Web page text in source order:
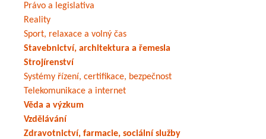
Právo a legislativa
Reality
Sport, relaxace a volný čas
Stavebnictví, architektura a řemesla
Strojírenství
Systémy řízení, certifikace, bezpečnost
Telekomunikace a internet
Věda a výzkum
Vzdělávání
Zdravotnictví, farmacie, sociální služby